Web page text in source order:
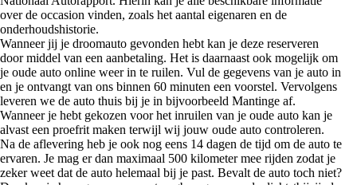
over de occasion vinden, zoals het aantal eigenaren en de
onderhoudshistorie.
Wanneer jij je droomauto gevonden hebt kan je deze reserveren
door middel van een aanbetaling. Het is daarnaast ook mogelijk om
je oude auto online weer in te ruilen. Vul de gegevens van je auto in
en je ontvangt van ons binnen 60 minuten een voorstel. Vervolgens
leveren we de auto thuis bij je in bijvoorbeeld Mantinge af.
Wanneer je hebt gekozen voor het inruilen van je oude auto kan je
alvast een proefrit maken terwijl wij jouw oude auto controleren.
Na de aflevering heb je ook nog eens 14 dagen de tijd om de auto te
ervaren. Je mag er dan maximaal 500 kilometer mee rijden zodat je
zeker weet dat de auto helemaal bij je past. Bevalt de auto toch niet?